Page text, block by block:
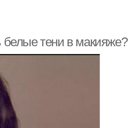
тени в макияже?